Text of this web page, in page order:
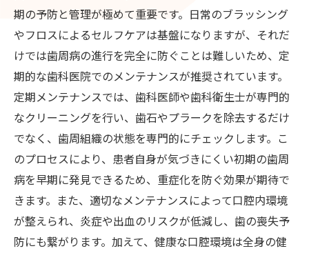
期の予防と管理が極めて重要です。日常のブラッシング
やフロスによるセルフケアは基盤になりますが、それだ
けでは歯周病の進行を完全に防ぐことは難しいため、定
期的な歯科医院でのメンテナンスが推奨されています。
定期メンテナンスでは、歯科医師や歯科衛生士が専門的
なクリーニングを行い、歯石やプラークを除去するだけ
でなく、歯周組織の状態を専門的にチェックします。こ
のプロセスにより、患者自身が気づきにくい初期の歯周
病を早期に発見できるため、重症化を防ぐ効果が期待で
きます。また、適切なメンテナンスによって口腔内環境
が整えられ、炎症や出血のリスクが低減し、歯の喪失予
防にも繋がります。加えて、健康な口腔環境は全身の健